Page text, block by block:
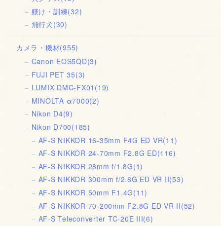
躾け・訓練(32)
飛行犬(30)
カメラ・機材(955)
Canon EOS5QD(3)
FUJI PET 35(3)
LUMIX DMC-FX01 (19)
MINOLTA α7000(2)
Nikon D4(9)
Nikon D700(185)
AF-S NIKKOR 16-35mm F4G ED VR(11)
AF-S NIKKOR 24-70mm F2.8G ED(116)
AF-S NIKKOR 28mm f/1.8G(1)
AF-S NIKKOR 300mm f/2.8G ED VR II(53)
AF-S NIKKOR 50mm F1.4G(11)
AF-S NIKKOR 70-200mm F2.8G ED VR II(52)
AF-S Teleconverter TC-20E III(6)